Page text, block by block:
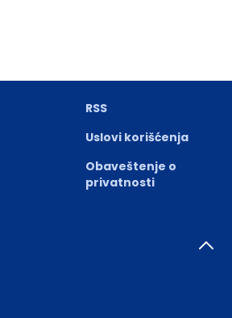
RSS
Uslovi korišćenja
Obaveštenje o
privatnosti